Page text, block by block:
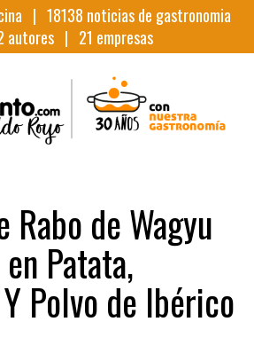
| 18138 noticias de gastronomia
autores | 21 empresas
de Wagyu
Patata,
Polvo de Ibérico